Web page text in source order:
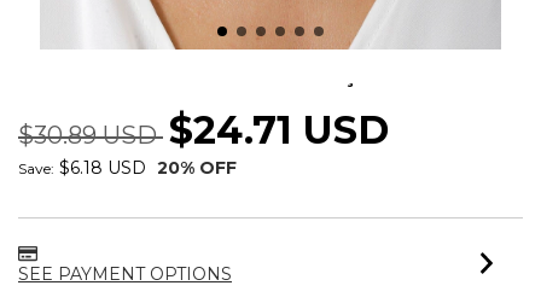
$30.89 USD $24.71 USD
Save: $6.18 USD 20% OFF
SEE PAYMENT OPTIONS